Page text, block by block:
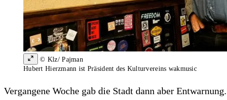
© Klz/ Pajman
Hubert Hierzmann ist Präsident des Kulturvereins wakmusic
Vergangene Woche gab die Stadt dann aber